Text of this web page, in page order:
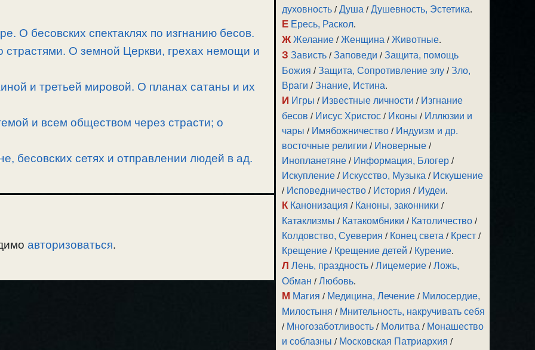
О бесовских спектаклях по изгнанию бесов.
О земной Церкви, грехах немощи и
и третьей мировой. О планах сатаны и их
и всем обществом через страсти; о
бесовских сетях и отправлении людей в ад.
авторизоваться.
духовность /Душа /Душевность, Эстетика.
Е Ересь, Раскол.
Ж Желание /Женщина /Животные.
З Зависть /Заповеди /Защита, помощь
Божия /Защита, Сопротивление злу /Зло,
Враги /Знание, Истина.
И Игры / Известные личности / Изгнание
бесов / Иисус Христос / Иконы / Иллюзии и
чары / Имябожничество / Индуизм и др.
восточные религии / Иноверные /
Инопланетяне / Информация, Блогер /
Искупление / Искусство, Музыка / Искушение
/ Исповедничество / История / Иудеи.
К Канонизация / Каноны, законники /
Катаклизмы / Катакомбники / Католичество /
Колдовство, Суеверия / Конец света / Крест /
Крещение / Крещение детей / Курение.
Л Лень, праздность /Лицемерие /Ложь,
Обман /Любовь.
М Магия / Медицина, Лечение / Милосердие,
Милостыня / Мнительность, накручивать себя
/ Многозаботливость / Молитва / Монашество
и соблазны / Московская Патриархия /